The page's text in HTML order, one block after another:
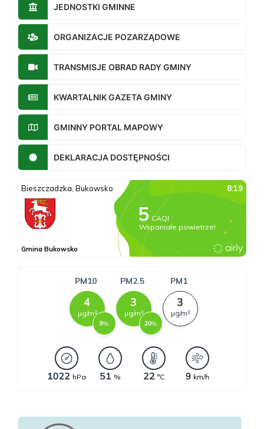
JEDNOSTKI GMINNE
ORGANIZACJE POZARZĄDOWE
TRANSMISJE OBRAD RADY GMINY
KWARTALNIK GAZETA GMINY
GMINNY PORTAL MAPOWY
DEKLARACJA DOSTĘPNOŚCI